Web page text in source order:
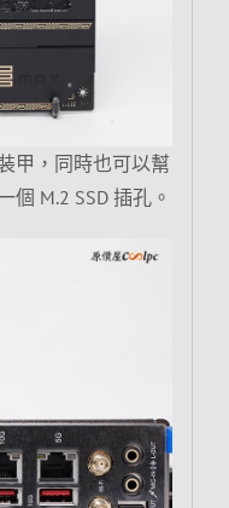
甲，同時也可以幫
M.2 SSD 插孔。